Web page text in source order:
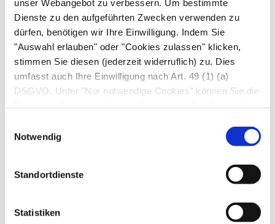
unser Webangebot zu verbessern. Um bestimmte
Dienste zu den aufgeführten Zwecken verwenden zu
dürfen, benötigen wir Ihre Einwilligung. Indem Sie
"Auswahl erlauben" oder "Cookies zulassen" klicken,
stimmen Sie diesen (jederzeit widerruflich) zu. Dies
umfasst auch Ihre Einwilligung nach Art. 49 (1) (a)
DSGVO. Unter "Nur notwendige Cookies" können Sie die
Notwendig
Standortdienste
Statistiken
Teilnehmenden Aussagekräftigere Daten liefert
jetzt eine aktuelle internationale Studie mit fast
900 000 Teilnehmenden. Sie hatten mindestens
eine CT-Untersuchungen vor dem 22. Lebensjahr
erhalten, 70% von ihnen sogar vor dem 15.
Ursachen ausgeschlossen worden.
durchschnittlich 7,8 Jahren entwickelten 790
es sich vor allem um
,